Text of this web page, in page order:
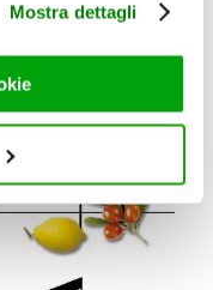
media, i quali
che ha
utilizzo dei loro
l’utilizzo dei
cookie sul tuo
Mostra dettagli